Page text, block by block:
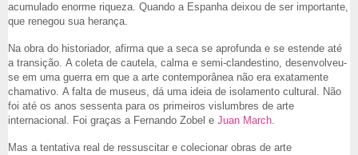
acumulado enorme riqueza. Quando a Espanha deixou de ser importante,
que renegou sua herança.
Na obra do historiador, afirma que a seca se aprofunda e se estende até
a transição. A coleta de cautela, calma e semi-clandestino, desenvolveu-
se em uma guerra em que a arte contemporânea não era exatamente
chamativo. A falta de museus, dá uma ideia de isolamento cultural. Não
foi até os anos sessenta para os primeiros vislumbres de arte
internacional. Foi graças a Fernando Zobel e Juan March.
Mas a tentativa real de ressuscitar e colecionar obras de arte